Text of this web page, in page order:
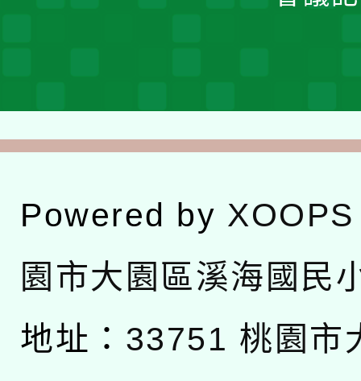
Powered by XOOPS
園市大園區溪海國民
地址： 33751 桃園市